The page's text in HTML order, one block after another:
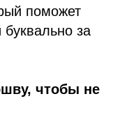
поможет
буквально за
чтобы не